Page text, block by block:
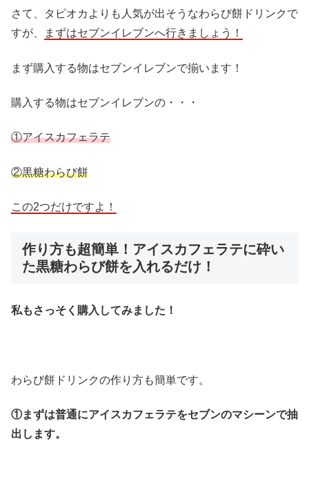
さて、タピオカよりも人気が出そうなわらび餅ドリンクで
すが、
まずはセブンイレブンへ行きましょう！
まず購入する物はセブンイレブンで揃います！
購入する物はセブンイレブンの・・・
①アイスカフェラテ
②黒糖わらび餅
この2つだけですよ！
作り方も超簡単！アイスカフェラテに砕い
た黒糖わらび餅を入れるだけ！
私もさっそく購入してみました！
わらび餅ドリンクの作り方も簡単です。
①まずは普通にアイスカフェラテをセブンのマシーンで抽
出します。